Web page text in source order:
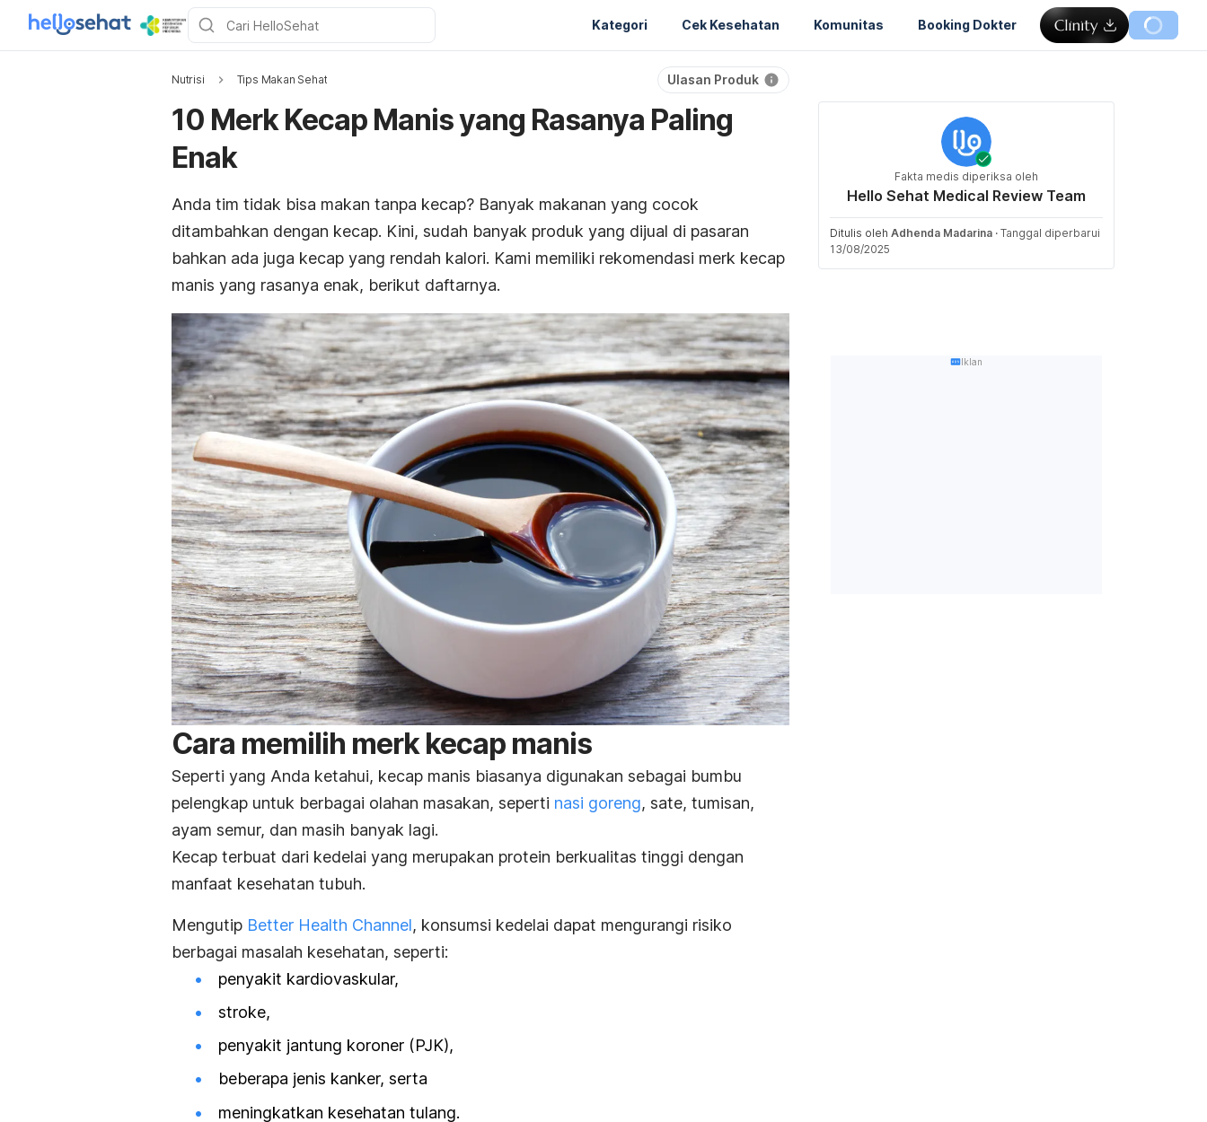
Kategori Cek Kesehatan Komunitas Booking Dokter
Nutrisi Tips Makan Sehat Ulasan Produk
10 Merk Kecap Manis yang Rasanya Paling
Enak
Anda tim tidak bisa makan tanpa kecap? Banyak makanan yang cocok
ditambahkan dengan kecap. Kini, sudah banyak produk yang dijual di pasaran
bahkan ada juga kecap yang rendah kalori. Kami memiliki rekomendasi merk kecap
manis yang rasanya enak, berikut daftarnya.
Cara memilih merk kecap manis
Seperti yang Anda ketahui, kecap manis biasanya digunakan sebagai bumbu
pelengkap untuk berbagai olahan masakan, seperti nasi goreng, sate, tumisan,
ayam semur, dan masih banyak lagi.
Kecap terbuat dari kedelai yang merupakan protein berkualitas tinggi dengan
manfaat kesehatan tubuh.
Mengutip Better Health Channel, konsumsi kedelai dapat mengurangi risiko
berbagai masalah kesehatan, seperti:
penyakit kardiovaskular,
stroke,
penyakit jantung koroner (PJK),
beberapa jenis kanker, serta
meningkatkan kesehatan tulang.
Fakta medis diperiksa oleh
Hello Sehat Medical Review Team
Ditulis oleh Adhenda Madarina · Tanggal diperbarui
13/08/2025
Iklan